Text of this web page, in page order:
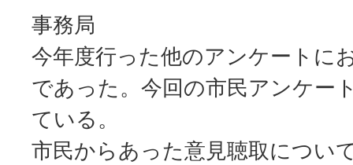
事務局
今年度行った他のアンケートに
であった。今回の市民アンケー
ている。
市民からあった意見聴取につい